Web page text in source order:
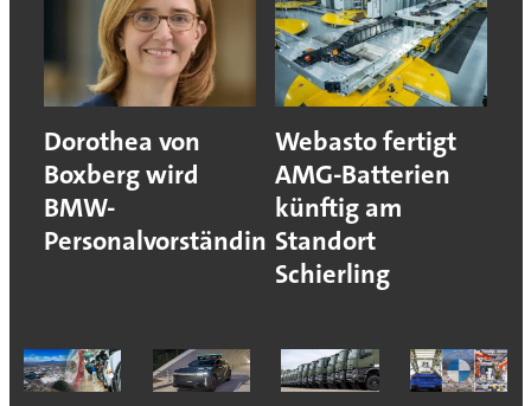
Dorothea von
Boxberg wird
BMW-
Personalvorständin
Webasto fertigt
AMG-Batterien
künftig am
Standort
Schierling